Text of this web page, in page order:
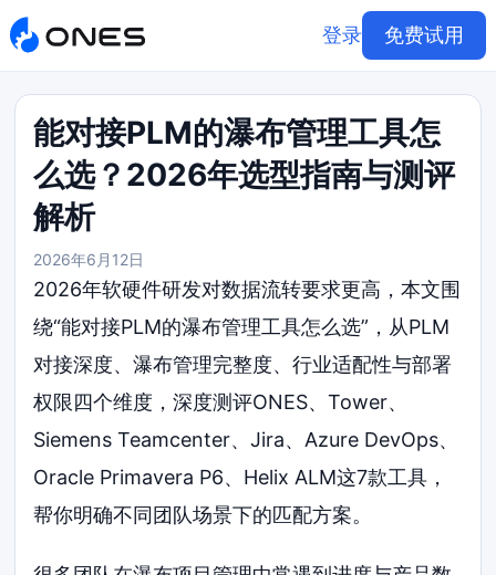
登录 免费试用
能对接PLM的瀑布管理工具怎
么选？2026年选型指南与测评
解析
2026年6月12日
2026年软硬件研发对数据流转要求更高，本文围
绕“能对接PLM的瀑布管理工具怎么选”，从PLM
对接深度、瀑布管理完整度、行业适配性与部署
权限四个维度，深度测评ONES、Tower、
Siemens Teamcenter、Jira、Azure DevOps、
Oracle Primavera P6、Helix ALM这7款工具，
帮你明确不同团队场景下的匹配方案。